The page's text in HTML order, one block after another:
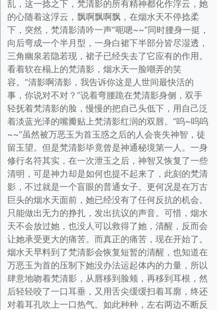
乱，这一捻之下，梵清影的所有精神都化作浮云，她
的心随着这浮云，飘啊飘啊飘，在烟水天不停捻柔
下，突然，梵清影清吟一声“呃嗯~~”同时腰身一挺，
向后弯成一个半月型，一身白裙下半部分皆尽湿透，
三角幽泉若隐若现，裙子已经失去了它应有的作用。
看着软在榻上的梵清影，烟水天一脸嘲弄的笑
容。“清影啊清影，我告诉你这是人世间最快活的
事，你说对不对？”说着弯腰跪在梵清影身侧，双手
轻抚着梵清影的脸，慢慢的把自己头低下，用自己泛
着淡蓝光泽的嘴瓣贴上梵清影红润的双唇。“呜~呜呜
~~”虽然被万恶玉为首玉惑之后的人会丧失神智，徒
留玉望。但是梵清影毕竟曾是神通秘境第一人。一身
修行名符其实，在一次泄玉之后，神智又恢复了一些
清明，可是神力却是如何也提不起来了，此刻的梵清
影，不过就是一个盲眼的普通女子。更何况是在万古
巨头的烟水天面前，她已经没有了任何反抗的机会。
只能做出无力的挣扎，发出抗议的声音。可惜，烟水
天不会放过她，也没人可以救得了她，清醒，反而会
让她承受更大的痛苦。而真正的痛苦，现在开始了。
烟水天早料到了梵清影会恢复短暂的清醒，也知道在
万恶玉为首的压制下她没办法运起体内的力量，所以
肆意地吻着梵清影，从唇移到脸颊，再移到耳根，然
后轻轻咬了一口耳垂，又用舌尖缓缓扫着耳廓，终还
对着耳孔吹上一口热气。如此种种，左右两边不断反